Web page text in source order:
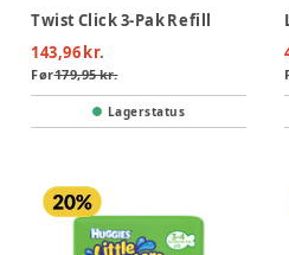
Twist Click 3-Pak Refill
143,96 kr.
Før179,95 kr.
Lagerstatus